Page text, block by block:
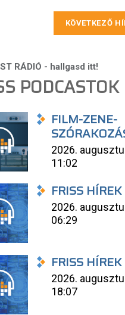
PODCASTOK
FILM-ZENE-
2026.
11:02
FRISS HÍREK
2026.
06:29
FRISS HÍREK
2026.
18:07